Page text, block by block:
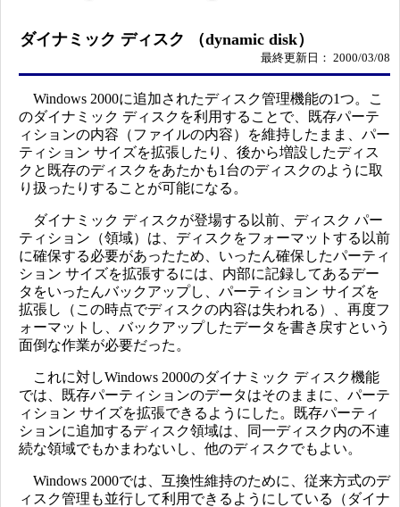
ダイナミック ディスク （dynamic disk）
最終更新日： 2000/03/08
Windows 2000に追加されたディスク管理機能の1つ。こ
のダイナミック ディスクを利用することで、既存パーテ
ィションの内容（ファイルの内容）を維持したまま、パー
ティション サイズを拡張したり、後から増設したディス
クと既存のディスクをあたかも1台のディスクのように取
り扱ったりすることが可能になる。
ダイナミック ディスクが登場する以前、ディスク パー
ティション（領域）は、ディスクをフォーマットする以前
に確保する必要があったため、いったん確保したパーティ
ション サイズを拡張するには、内部に記録してあるデー
タをいったんバックアップし、パーティション サイズを
拡張し（この時点でディスクの内容は失われる）、再度フ
ォーマットし、バックアップしたデータを書き戻すという
面倒な作業が必要だった。
これに対しWindows 2000のダイナミック ディスク機能
では、既存パーティションのデータはそのままに、パーテ
ィション サイズを拡張できるようにした。既存パーティ
ションに追加するディスク領域は、同一ディスク内の不連
続な領域でもかまわないし、他のディスクでもよい。
Windows 2000では、互換性維持のために、従来方式のデ
ィスク管理も並行して利用できるようにしている（ダイナ